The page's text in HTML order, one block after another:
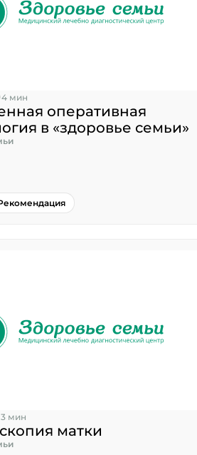
4 мин
оперативная
в «здоровье семьи»
3 мин
матки